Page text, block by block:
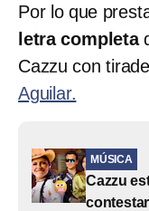
Por lo que
letra completa
Cazzu con
Aguilar.
MÚSICA
Cazzu